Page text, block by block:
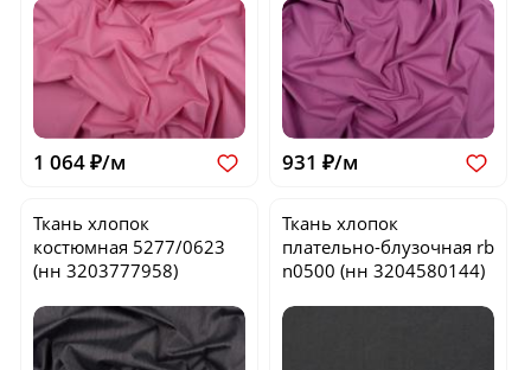
1 064 ₽/м 931 ₽/м
Ткань хлопок
костюмная 5277/0623
(нн 3203777958)
Ткань хлопок
плательно-блузочная rb
n0500 (нн 3204580144)